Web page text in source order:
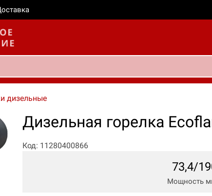
дизельные
Дизельная горелка
Код: 11280400866
73,4/
Мощность